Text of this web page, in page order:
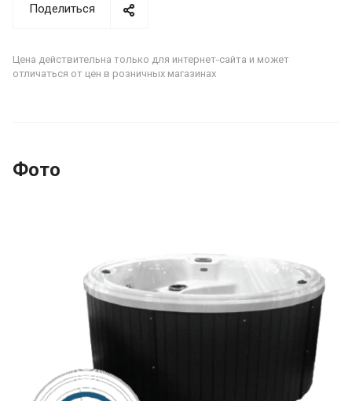
Поделиться
Цена действительна только для интернет-сайта и может
отличаться от цен в розничных магазинах
Фото